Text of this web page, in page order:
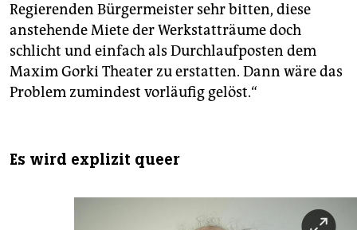
Regierenden Bürgermeister sehr bitten, diese
anstehende Miete der Werkstatträume doch
schlicht und einfach als Durchlaufposten dem
Maxim Gorki Theater zu erstatten. Dann wäre das
Problem zumindest vorläufig gelöst.“
Es wird explizit queer